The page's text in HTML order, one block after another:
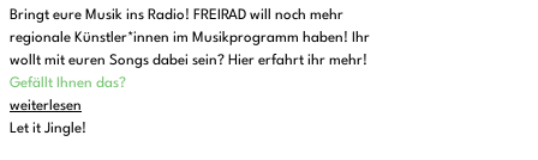
Bringt eure Musik ins Radio! FREIRAD will noch mehr
regionale Künstler*innen im Musikprogramm haben! Ihr
wollt mit euren Songs dabei sein? Hier erfahrt ihr mehr!
Gefällt Ihnen das?
weiterlesen
Let it Jingle!